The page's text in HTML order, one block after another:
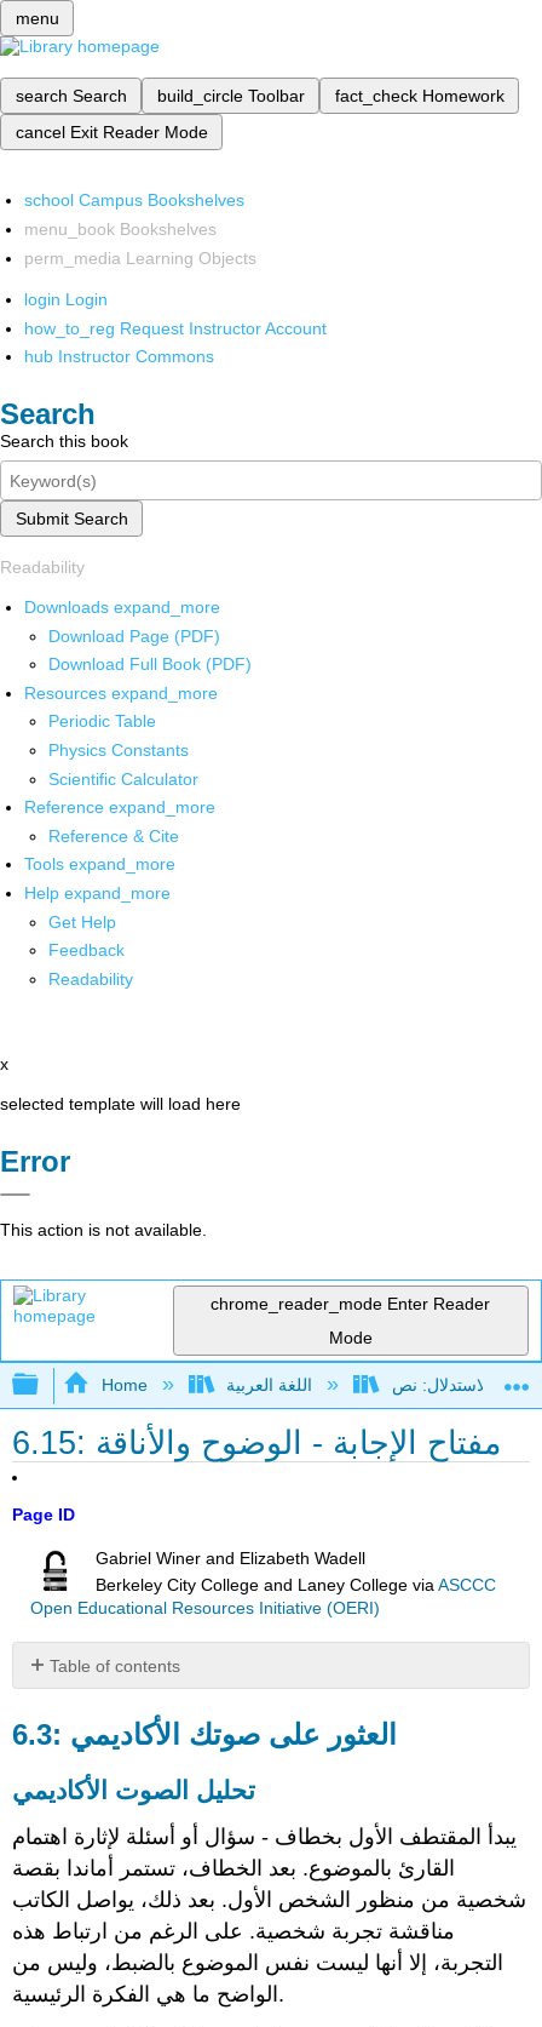
menu
search Search build_circle Toolbar fact_check Homework
cancel Exit Reader Mode
school Campus Bookshelves
menu_book Bookshelves
perm_media Learning Objects
login Login
how_to_reg Request Instructor Account
hub Instructor Commons
Search
Search this book
Submit Search
Readability
Downloads expand_more
Download Page (PDF)
Download Full Book (PDF)
Resources expand_more
Periodic Table
Physics Constants
Scientific Calculator
Reference expand_more
Reference & Cite
Tools expand_more
Help expand_more
Get Help
Feedback
Readability
x
selected template will load here
Error
This action is not available.
chrome_reader_mode Enter Reader
Mode
Expand/collapse global hierarchy
Home
6.15: مفتاح الإجابة - الوضوح والأناقة
Page ID
Gabriel Winer and Elizabeth Wadell
Berkeley City College and Laney College viaASCCC
Open Educational Resources Initiative (OERI)
Table of contents
العثور
على
صوتك
الأكاديمي
تحليل
الصوت
الأكاديمي
6.7:
استخدام
الصوت
النشط
تحديد
6.3: العثور على صوتك الأكاديمي
تحليل الصوت الأكاديمي
يبدأ المقتطف الأول بخطاف - سؤال أو أسئلة لإثارة اهتمام
القارئ بالموضوع. بعد الخطاف، تستمر أماندا بقصة
شخصية من منظور الشخص الأول. بعد ذلك، يواصل الكاتب
مناقشة تجربة شخصية. على الرغم من ارتباط هذه
التجربة، إلا أنها ليست نفس الموضوع بالضبط، وليس من
الواضح ما هي الفكرة الرئيسية.